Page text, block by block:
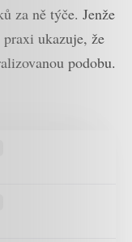
za ně týče. Jenže
ukazuje, že
podobu.